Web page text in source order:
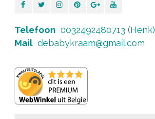
Telefoon 0032492480713 (Henk)
Mail debabykraam@gmail.com